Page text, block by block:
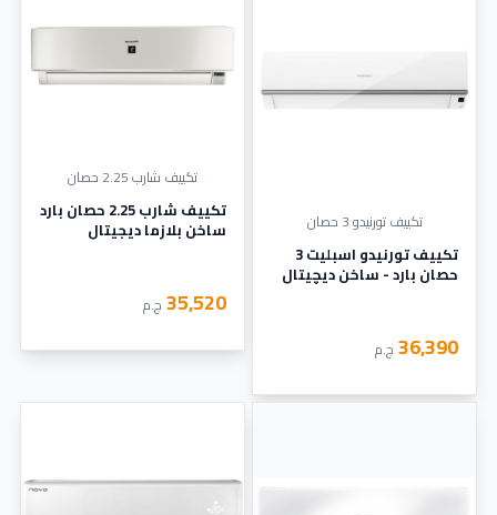
تكييف تورنيدو 3 حصان
تكييف تورنيدو اسبليت 3
حصان بارد - ساخن ديچيتال
36,390 ج.م
تكييف شارب 2.25 حصان
تكييف شارب 2.25 حصان بارد
ساخن بلازما ديجيتال
35,520 ج.م